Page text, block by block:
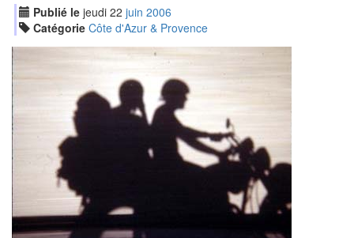
Publié le jeudi 22 juin 2006
Catégorie Côte d'Azur & Provence